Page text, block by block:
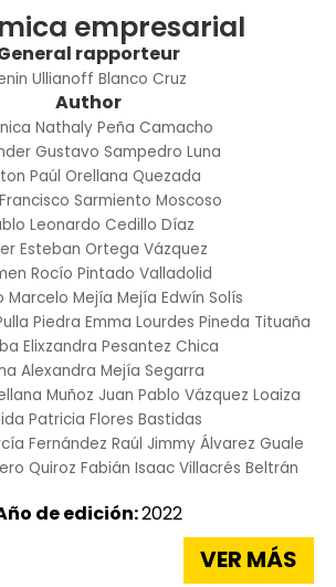
empresarial
rapporteur
Ullianoff Blanco Cruz
Author
Nathaly Peña Camacho
Gustavo Sampedro Luna
Paúl Orellana Quezada
Sarmiento Moscoso
Leonardo Cedillo Díaz
Esteban Ortega Vázquez
Rocío Pintado Valladolid
Marcelo Mejía Mejía Edwín Solís
Piedra Emma Lourdes Pineda Tituaña
Elixzandra Pesantez Chica
Alexandra Mejía Segarra
Muñoz Juan Pablo Vázquez Loaiza
Patricia Flores Bastidas
Fernández Raúl Jimmy Álvarez Guale
Quiroz Fabián Isaac Villacrés Beltrán
de edición:2022
VER MÁS